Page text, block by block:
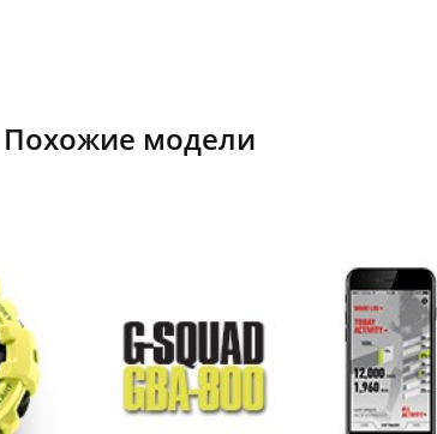
Похожие модели